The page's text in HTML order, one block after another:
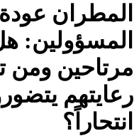
المطران
المسؤولين:
مرتاحين ومن
رعايتهم
انتحاراً؟